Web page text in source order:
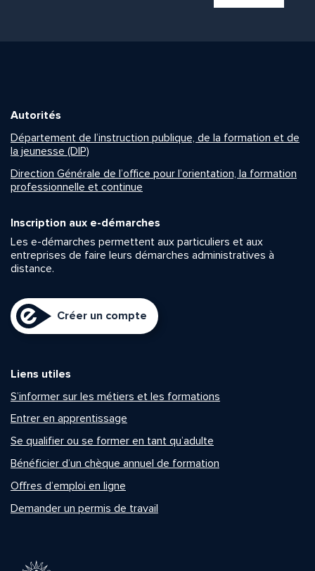
Autorités
Département de l’instruction publique, de la formation et de
la jeunesse (DIP)
Direction Générale de l’office pour l’orientation, la formation
professionnelle et continue
Inscription aux e-démarches
Les e-démarches permettent aux particuliers et aux
entreprises de faire leurs démarches administratives à
distance.
Créer un compte
Liens utiles
S’informer sur les métiers et les formations
Entrer en apprentissage
Se qualifier ou se former en tant qu’adulte
Bénéficier d’un chèque annuel de formation
Offres d’emploi en ligne
Demander un permis de travail